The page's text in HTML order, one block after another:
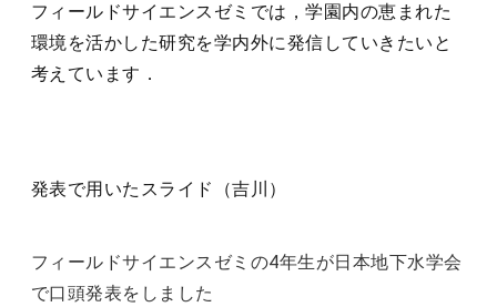
フィールドサイエンスゼミでは，学園内の恵まれた
環境を活かした研究を学内外に発信していきたいと
考えています．
発表で用いたスライド（吉川）
フィールドサイエンスゼミの4年生が日本地下水学会
で口頭発表をしました